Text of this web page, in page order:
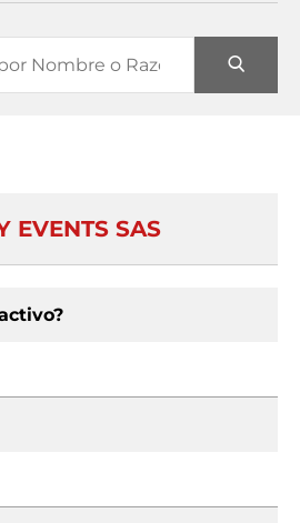
EVENTS SAS